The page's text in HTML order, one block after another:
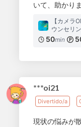
いて、助かり
【カメラ
ウンセリ
50min
***oi21
Divertido/a
現状の悩みが